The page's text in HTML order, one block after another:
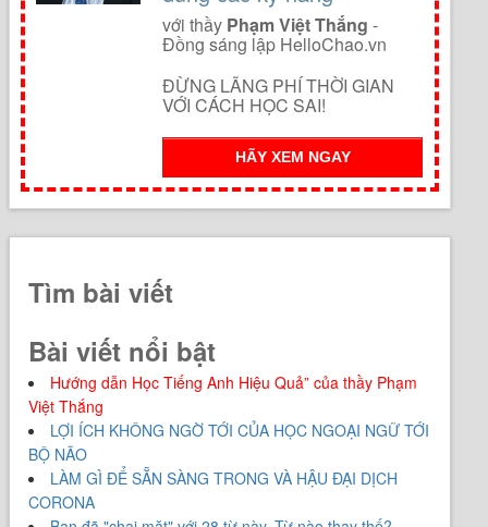
với thầy Phạm Việt Thắng -
Đồng sáng lập HelloChao.vn
ĐỪNG LÃNG PHÍ THỜI GIAN
VỚI CÁCH HỌC SAI!
HÃY XEM NGAY
Tìm bài viết
Bài viết nổi bật
Hướng dẫn Học Tiếng Anh Hiệu Quả” của thầy Phạm
Việt Thắng
LỢI ÍCH KHÔNG NGỜ TỚI CỦA HỌC NGOẠI NGỮ TỚI
BỘ NÃO
LÀM GÌ ĐỂ SẴN SÀNG TRONG VÀ HẬU ĐẠI DỊCH
CORONA